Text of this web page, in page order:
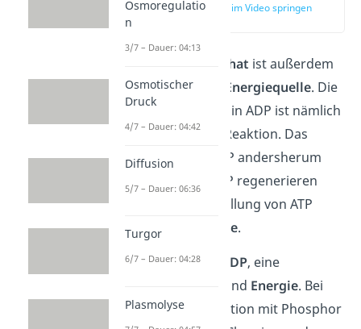
zur Stelle im Video springen
Adenosintriphosphat ist außerdem
eineerneuerbare Energiequelle. Die
Hydrolyse von ATP in ADP ist nämlich
eine
umkehrbare
Reaktion. Das
bedeutet, dass ADP andersherum
auch wieder zu ATP regenerieren
kann. Diese Herstellung von ATP
nennst du
Synthese.
Es braucht dafür
ADP, eine
und Energie. Bei
einer solchen Reaktion mit Phosphor
Osmoregulatio
n
3/7 – Dauer: 04:13
Osmotischer
Druck
4/7 – Dauer: 04:42
Diffusion
5/7 – Dauer: 06:36
Turgor
6/7 – Dauer: 04:28
Plasmolyse